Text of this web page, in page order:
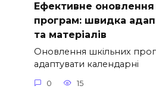
Ефективне оновлення
програм: швидка
та матеріалів
Оновлення шкільних
адаптувати календарні
0 15